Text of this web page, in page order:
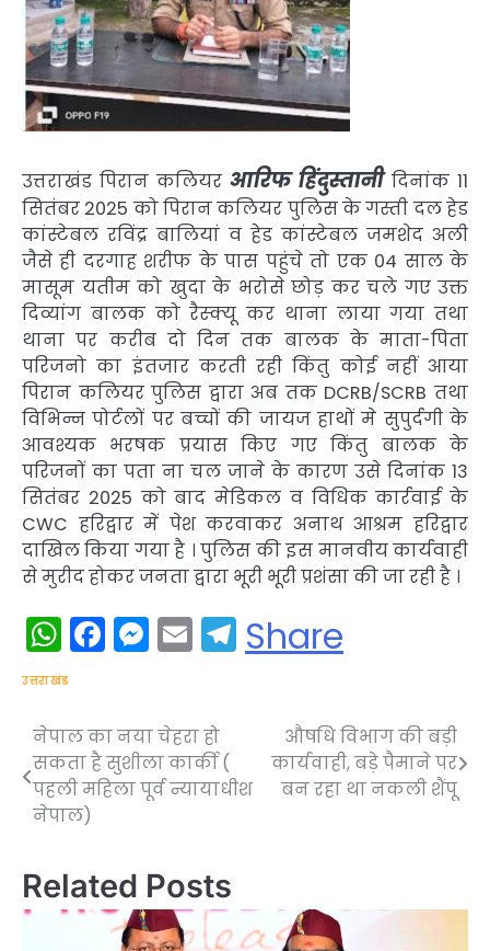
उत्तराखंड पिरान कलियर आरिफ हिंदुस्तानीदिनांक 11
सितंबर 2025 को पिरान कलियर पुलिस के गस्ती दल हेड
कांस्टेबल रविंद्र बालियां व हेड कांस्टेबल जमशेद अली
जैसे ही दरगाह शरीफ के पास पहुंचे तो एक 04 साल के
मासूम यतीम को खुदा के भरोसे छोड़ कर चले गए उक्त
दिव्यांग बालक को रैस्क्यू कर थाना लाया गया तथा
थाना पर करीब दो दिन तक बालक के माता-पिता
परिजनो का इंतजार करती रही किंतु कोई नहीं आया
पिरान कलियर पुलिस द्वारा अब तक DCRB/SCRB तथा
विभिन्न पोर्टलों पर बच्चों की जायज हाथों मे सुपुर्दगी के
आवश्यक भरषक प्रयास किए गए किंतु बालक के
परिजनों का पता ना चल जाने के कारण उसे दिनांक 13
सितंबर 2025 को बाद मेडिकल व विधिक कार्रवाई के
CWC हरिद्वार में पेश करवाकर अनाथ आश्रम हरिद्वार
दाखिल किया गया है । पुलिस की इस मानवीय कार्यवाही
से मुरीद होकर जनता द्वारा भूरी भूरी प्रशंसा की जा रही है ।
WhatsApp
Facebook
Messenger
EmailTelegram
Share
उत्तराखंड
Post
navigation
नेपाल का नया चेहरा हो
सकता है सुशीला कार्की (
पहली महिला पूर्व न्यायाधीश
नेपाल)
औषधि विभाग की बड़ी
कार्यवाही, बड़े पैमाने पर
बन रहा था नकली शैंपू
Related Posts